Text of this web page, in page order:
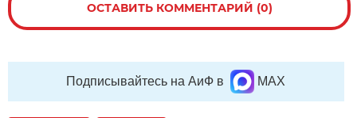
ОСТАВИТЬ КОММЕНТАРИЙ (0)
Подписывайтесь на АиФ в MAX